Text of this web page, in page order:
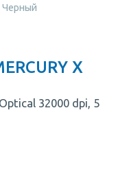
Черный
X
32000 dpi, 5